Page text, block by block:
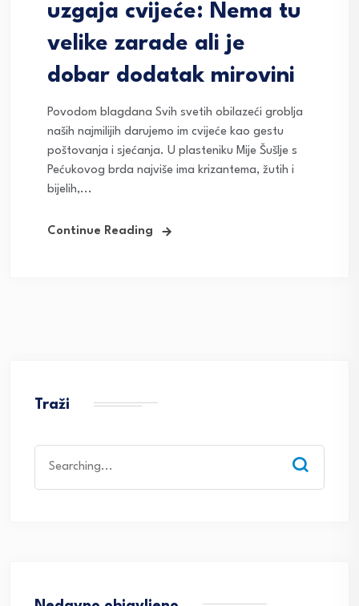
uzgaja cvijeće: Nema tu
velike zarade ali je
dobar dodatak mirovini
Povodom blagdana Svih svetih obilazeći groblja
naših najmilijih darujemo im cvijeće kao gestu
poštovanja i sjećanja. U plasteniku Mije Šušlje s
Pećukovog brda najviše ima krizantema, žutih i
bijelih,...
Continue Reading
Traži
for: